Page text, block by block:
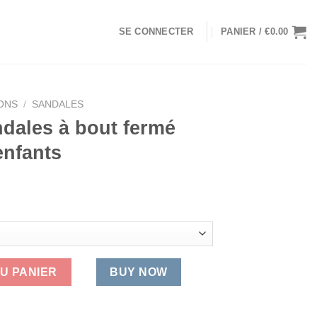
SE CONNECTER PANIER /€0.00
/ SANDALES
à bout fermé
à bout fermé Skechers pour enfants
PANIER BUY NOW